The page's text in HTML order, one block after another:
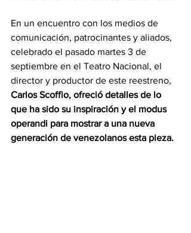
En un encuentro con los medios de
comunicación, patrocinantes y aliados,
celebrado el pasado martes 3 de
septiembre en el Teatro Nacional, el
director y productor de este reestreno,
Carlos Scoffio, ofreció detalles de lo
que ha sido su inspiración y el modus
operandi para mostrar a una nueva
generación de venezolanos esta pieza.